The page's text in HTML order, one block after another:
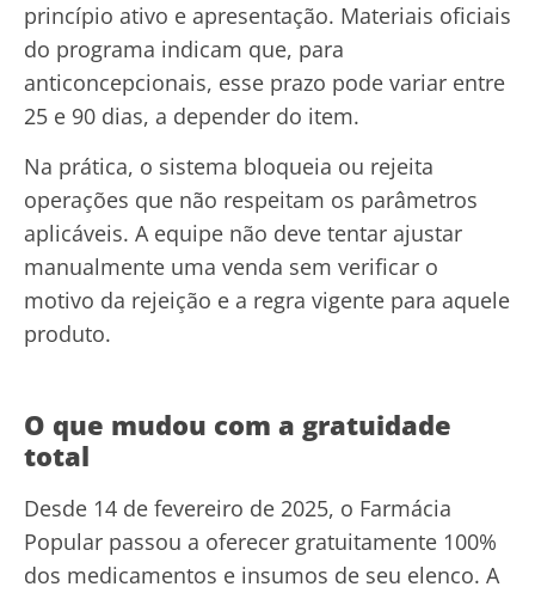
princípio ativo e apresentação. Materiais oficiais
do programa indicam que, para
anticoncepcionais, esse prazo pode variar entre
25 e 90 dias, a depender do item.
Na prática, o sistema bloqueia ou rejeita
operações que não respeitam os parâmetros
aplicáveis. A equipe não deve tentar ajustar
manualmente uma venda sem verificar o
motivo da rejeição e a regra vigente para aquele
produto.
O que mudou com a gratuidade
total
Desde 14 de fevereiro de 2025, o Farmácia
Popular passou a oferecer gratuitamente 100%
dos medicamentos e insumos de seu elenco. A